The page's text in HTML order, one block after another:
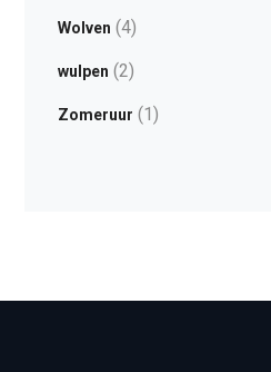
Wolven (4)
wulpen (2)
Zomeruur (1)